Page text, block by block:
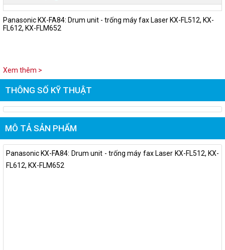
Panasonic KX-FA84: Drum unit - trống máy fax Laser KX-FL512, KX-
FL612, KX-FLM652
Xem thêm >
THÔNG SỐ KỸ THUẬT
MÔ TẢ SẢN PHẨM
Panasonic KX-FA84: Drum unit - trống máy fax Laser KX-FL512, KX-
FL612, KX-FLM652